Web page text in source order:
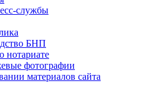
службы
БНП
нотариате
фотографии
материалов сайта